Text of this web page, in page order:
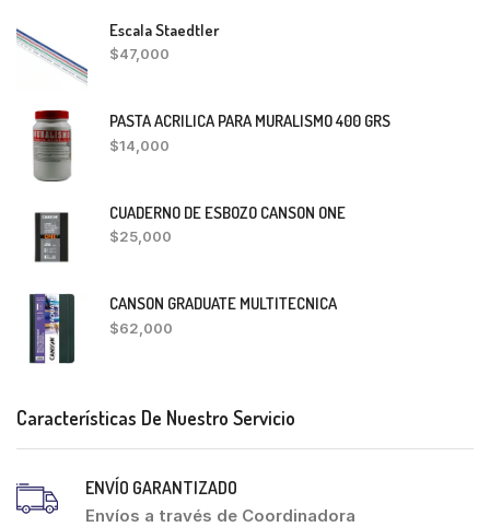
Escala Staedtler
$47,000
PASTA ACRILICA PARA MURALISMO 400 GRS
$14,000
CUADERNO DE ESBOZO CANSON ONE
$25,000
CANSON GRADUATE MULTITECNICA
$62,000
Características De Nuestro Servicio
ENVÍO GARANTIZADO
Envíos a través de Coordinadora